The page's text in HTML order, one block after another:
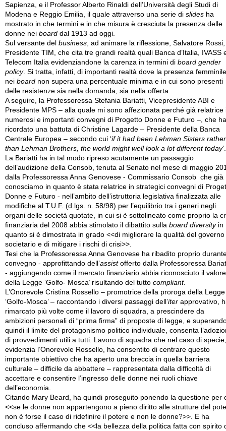
Sapienza, e il Professor Alberto Rinaldi dell’Università degli Studi di
Modena e Reggio Emilia, il quale attraverso una serie di slides ha
mostrato in che termini e in che misura è cresciuta la presenza delle
donne nei board dal 1913 ad oggi.
Sul versante del business , ad animare la riflessione, Salvatore Rossi,
Presidente TIM, che cita tre grandi realtà quali Banca d’Italia, IVASS
Telecom Italia evidenziandone la carenza in termini di board gender
policy. Si tratta, infatti, di importanti realtà dove la presenza femminile
nei board non supera una percentuale minima e in cui sono presenti
delle resistenze sia nella domanda, sia nella offerta.
A seguire, la Professoressa Stefania Bariatti, Vicepresidente ABI e
Presidente MPS – alla quale mi sono affezionata perché già relatrice
numerosi e importanti convegni di Progetto Donne e Futuro –, che ha
ricordato una battuta di Christine Lagarde – Presidente della Banca
Centrale Europea – secondo cui ‘if it had been Lehman Sisters rather
than Lehman Brothers, the world might well look a lot different today’.
La Bariatti ha in tal modo ripreso acutamente un passaggio
dell’audizione della Consob, tenuta al Senato nel mese di maggio
dalla Professoressa Anna Genovese - Commissario Consob che già
conosciamo in quanto è stata relatrice in strategici convegni di
Donne e Futuro - nell’ambito dell’istruttoria legislativa finalizzata alle
modifiche al T.U.F. (d.lgs. n. 58/98) per l’equilibrio tra i generi negli
organi delle società quotate, in cui si è sottolineato come proprio la
finanziaria del 2008 abbia stimolato il dibattito sulla board diversityin
quanto si è dimostrata in grado <<di migliorare la qualità del governo
societario e di mitigare i rischi di crisi>>.
Tesi che la Professoressa Anna Genovese ha ribadito proprio
convegno - approfittando dell’assistofferto dalla Professoressa
- aggiungendo come il mercato finanziario abbia riconosciuto il valore
della Legge ‘Golfo- Mosca’ risultando del tutto compliant.
L’Onorevole Cristina Rossello – promotrice della proroga della Legge
‘Golfo-Mosca’ – raccontando i diversi passaggi dell’iter approvativo,
rimarcato più volte come il lavoro di squadra, a prescindere da
ambizioni personali di “prima firma” di proposte di legge, e
quindi il limite del protagonismo politico individuale, consenta
di provvedimenti utili a tutti. Lavoro di squadra che nel caso di specie,
evidenzia l’Onorevole Rossello, ha consentito di centrare questo
importante obiettivo che ha aperto una breccia in quella barriera
culturale – difficile da abbattere – rappresentata dalla difficoltà di
accettare e consentire l’ingresso delle donne nei ruoli chiave
dell’economia.
Citando Mary Beard, ha quindi proseguito ponendo la questione per
<<se le donne non appartengono a pieno diritto alle strutture del
non è forse il caso di ridefinire il potere e non le donne?>>. E ha
concluso affermando che <<la bellezza della politica fatta con spirito